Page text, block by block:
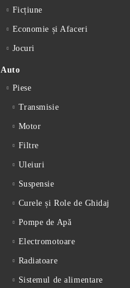
Ficțiune
Economie și Afaceri
Jocuri
Auto
Piese
Transmisie
Motor
Filtre
Uleiuri
Suspensie
Curele și Role de Ghidaj
Pompe de Apă
Electromotoare
Radiatoare
Sistemul de alimentare